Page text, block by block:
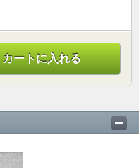
カートに入れる